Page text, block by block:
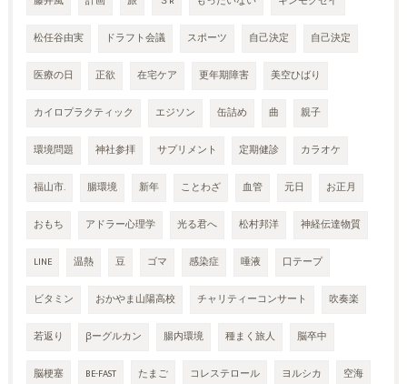
松任谷由実 ドラフト会議 スポーツ 自己決定 自己決定
医療の日 正欲 在宅ケア 更年期障害 美空ひばり
カイロプラクティック エジソン 缶詰め 曲 親子
環境問題 神社参拝 サプリメント 定期健診 カラオケ
福山市. 腸環境 新年 ことわざ 血管 元日 お正月
おもち アドラー心理学 光る君へ 松村邦洋 神経伝達物質
LINE 温熱 豆 ゴマ 感染症 唾液 口テープ
ビタミン おかやま山陽高校 チャリティーコンサート 吹奏楽
若返り βーグルカン 腸内環境 種まく旅人 脳卒中
脳梗塞 BE-FAST たまご コレステロール ヨルシカ 空海